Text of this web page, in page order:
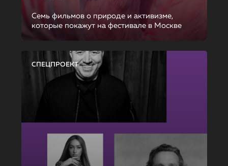
Семь фильмов о природе и активизме,
которые покажут на фестивале в Москве
СПЕЦПРОЕКТ